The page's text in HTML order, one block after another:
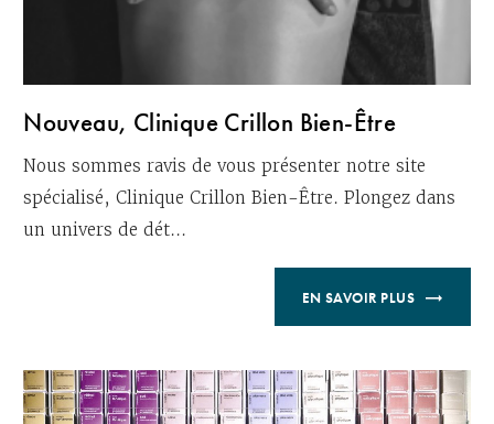
Nouveau, Clinique Crillon Bien-Être
Nous sommes ravis de vous présenter notre site
spécialisé, Clinique Crillon Bien-Être. Plongez dans
un univers de dét...
EN SAVOIR PLUS